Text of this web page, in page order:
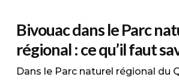
Bivouac dans le Parc
régional : ce qu’il faut
Dans le Parc naturel régional du